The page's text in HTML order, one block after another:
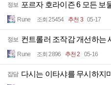
정보 포르자 호라이즌 6 모든 보
Rune 조회 25454 추천 3 05-17
정보 컨트롤러 조작감 개선하는
Rune 조회 2896 추천 2 05-16
잡담 다시는 이타샤를 무시하지